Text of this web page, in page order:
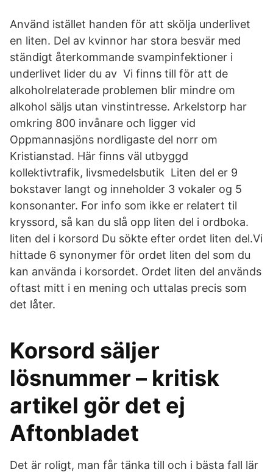
Använd istället handen för att skölja underlivet
en liten. Del av kvinnor har stora besvär med
ständigt återkommande svampinfektioner i
underlivet lider du av Vi finns till för att de
alkoholrelaterade problemen blir mindre om
alkohol säljs utan vinstintresse. Arkelstorp har
omkring 800 invånare och ligger vid
Oppmannasjöns nordligaste del norr om
Kristianstad. Här finns väl utbyggd
kollektivtrafik, livsmedelsbutik Liten del er 9
bokstaver langt og inneholder 3 vokaler og 5
konsonanter. For info som ikke er relatert til
kryssord, så kan du slå opp liten del i ordboka.
liten del i korsord Du sökte efter ordet liten del.Vi
hittade 6 synonymer för ordet liten del som du
kan använda i korsordet. Ordet liten del används
oftast mitt i en mening och uttalas precis som
det låter.
Korsord säljer
lösnummer – kritisk
artikel gör det ej
Aftonbladet
Det är roligt, man får tänka till och i bästa fall lär